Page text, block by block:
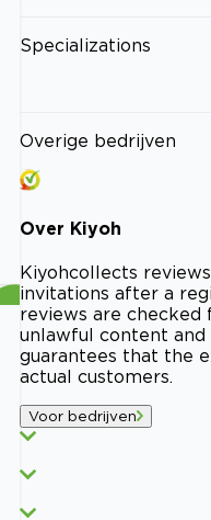
Specializations
Overige bedrijven
Over Kiyoh
Kiyohcollects
invitations after a
reviews are
unlawful content and
guarantees that the
actual customers.
Voor bedrijven